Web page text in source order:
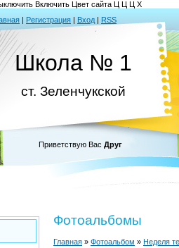
Включить Цвет сайта Ц Ц Ц Х
| Регистрация | Вход | RSS
Школа № 1
ст. Зеленчукской
Приветствую Вас Друг
Фотоальбомы
Главная » Фотоальбом » Неделя